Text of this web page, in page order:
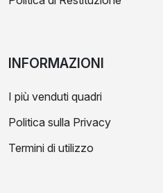
INFORMAZIONI
I più venduti quadri
Politica sulla Privacy
Termini di utilizzo